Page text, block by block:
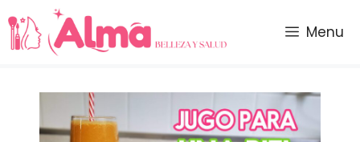
Saltar
al
contenido
Menu